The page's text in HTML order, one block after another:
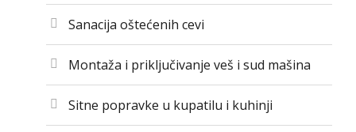
Sanacija oštećenih cevi
Montaža i priključivanje veš i sud mašina
Sitne popravke u kupatilu i kuhinji